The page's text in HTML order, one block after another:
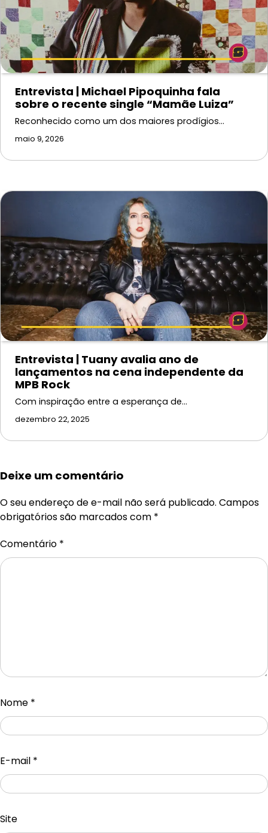
Entrevista | Michael Pipoquinha fala
sobre o recente single “Mamãe Luiza”
Reconhecido como um dos maiores prodígios…
maio 9, 2026
Entrevista | Tuany avalia ano de
lançamentos na cena independente da
MPB Rock
Com inspiração entre a esperança de…
dezembro 22, 2025
Deixe um comentário
O seu endereço de e-mail não será publicado. Campos
obrigatórios são marcados com *
Comentário *
Nome *
E-mail *
Site